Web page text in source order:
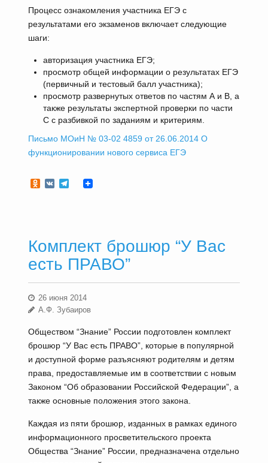
Процесс ознакомления участника ЕГЭ с
результатами его экзаменов включает следующие
шаги:
авторизация участника ЕГЭ;
просмотр общей информации о результатах ЕГЭ
(первичный и тестовый балл участника);
просмотр развернутых ответов по частям А и В, а
также результаты экспертной проверки по части
С с разбивкой по заданиям и критериям.
Письмо МОиН № 03-02 4859 от 26.06.2014 О
функционировании нового сервиса ЕГЭ
Odnoklassniki
VKTelegram
Комплект брошюр “У Вас
есть ПРАВО”
26 июня 2014
А.Ф. Зубаиров
Обществом “Знание” России подготовлен комплект
брошюр “У Вас есть ПРАВО”, которые в популярной
и доступной форме разъясняют родителям и детям
права, предоставляемые им в соответствии с новым
Законом “Об образовании Российской Федерации”, а
также основные положения этого закона.
Каждая из пяти брошюр, изданных в рамках единого
информационного просветительского проекта
Общества “Знание” России, предназначена отдельно